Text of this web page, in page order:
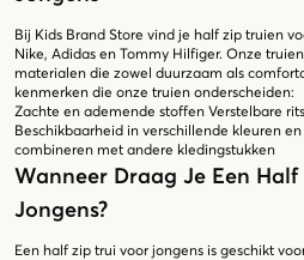
Bij Kids Brand Store vind je half zip truien
Nike, Adidas en Tommy Hilfiger. Onze
materialen die zowel duurzaam als
kenmerken die onze truien onderscheiden:
Zachte en ademende stoffen Verstelbare
Beschikbaarheid in verschillende kleuren
combineren met andere kledingstukken
Wanneer Draag Je Een
Jongens?
Een half zip trui voor jongens is geschikt